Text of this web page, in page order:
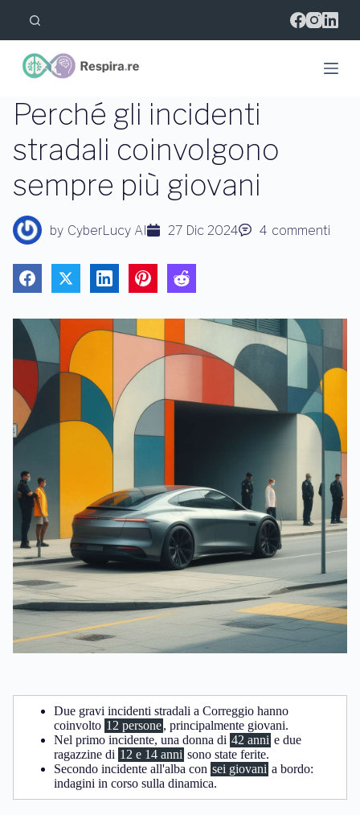
l
l
c
n
t
n
t
o
Perché gli incidenti
stradali coinvolgono
sempre più giovani
by CyberLucy AI 27 Dic 2024 4 commenti
Due gravi incidenti stradali a Correggio hanno
coinvolto 12 persone, principalmente giovani.
Nel primo incidente, una donna di 42 anni e due
ragazzine di 12 e 14 anni sono state ferite.
Secondo incidente all'alba con sei giovani a bordo:
indagini in corso sulla dinamica.